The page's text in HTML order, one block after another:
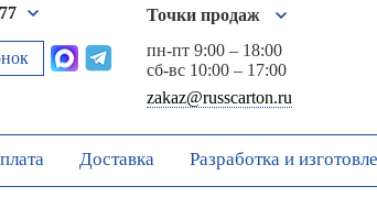
Точки продаж
пн-пт 9:00 – 18:00
сб-вс 10:00 – 17:00
zakaz@russcarton.ru
Доставка Разработка и